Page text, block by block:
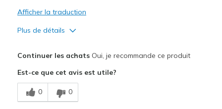
Width
View On Shoes
Afficher la traduction
Plus de détails
Breathe Well
Comfortable
Continuer les achatsOui, je recommande ce produit
Est-ce que cet avis est utile?
0 0